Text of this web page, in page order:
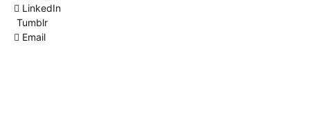
LinkedIn
Tumblr
Email